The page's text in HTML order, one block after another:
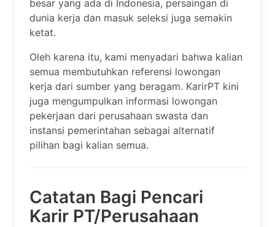
besar yang ada di Indonesia, persaingan di
dunia kerja dan masuk seleksi juga semakin
ketat.
Oleh karena itu, kami menyadari bahwa kalian
semua membutuhkan referensi lowongan
kerja dari sumber yang beragam. KarirPT kini
juga mengumpulkan informasi lowongan
pekerjaan dari perusahaan swasta dan
instansi pemerintahan sebagai alternatif
pilihan bagi kalian semua.
Catatan Bagi Pencari
Karir PT/Perusahaan